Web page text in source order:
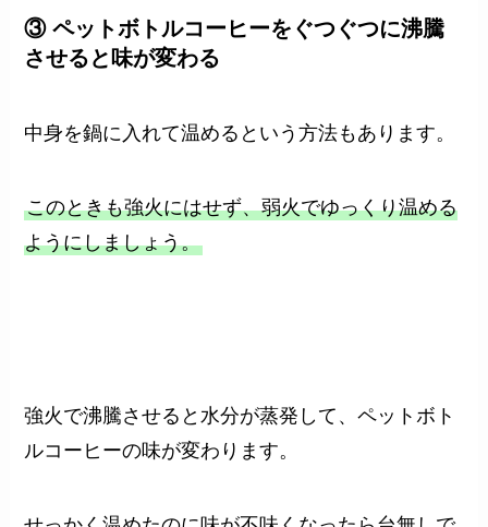
③ ペットボトルコーヒーをぐつぐつに沸騰
させると味が変わる
中身を鍋に入れて温めるという方法もあります。
このときも強火にはせず、弱火でゆっくり温める
ようにしましょう。
強火で沸騰させると水分が蒸発して、ペットボト
ルコーヒーの味が変わります。